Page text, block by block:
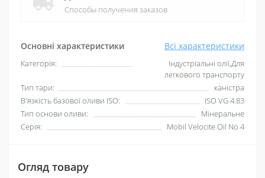
Основні характеристики Всі характеристики
Категорія:
Індустріальні олії,Для
легкового транспорту
Тип тари:
каністра
В'язкість базової оливи ISO:
ISO VG 4.83
Тип основи оливи:
Мінеральне
Серія:
Mobil Velocite Oil No 4
Способы получения заказов
Огляд товару